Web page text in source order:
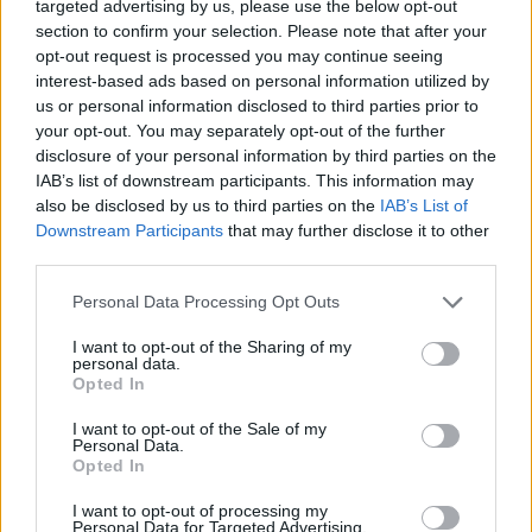
targeted advertising by us, please use the below opt-out
section to confirm your selection. Please note that after your
opt-out request is processed you may continue seeing
interest-based ads based on personal information utilized by
us or personal information disclosed to third parties prior to
your opt-out. You may separately opt-out of the further
disclosure of your personal information by third parties on the
IAB’s list of downstream participants. This information may
also be disclosed by us to third parties on the IAB’s List of
Downstream Participants that may further disclose it to other
Personal Data Processing Opt Outs
I want to opt-out of the Sharing of my
personal data.
Opted In
I want to opt-out of the Sale of my
Personal Data.
Opted In
I want to opt-out of processing my
Personal Data for Targeted Advertising.
L’infortunio
“Sarà un infortunio lungo,un paio di mesi. È una grande,
grande delusione per lui e, di conseguenza, anche per noi.
Per me è stato un fallo sconsiderato. Credo di aver detto
molto sul fallo di Xavi Simons (su Virgil van Dijk, per il
quale è stato espulso), che per me è stato del tutto
involontario. Non credo che un fallo del genere possa mai
causare un infortunio.Il fallo di Van de Ven, se lo fai 10
volte, credo che 10 volte ci siano serie possibilità che un
giocatore si infortuni gravemente”